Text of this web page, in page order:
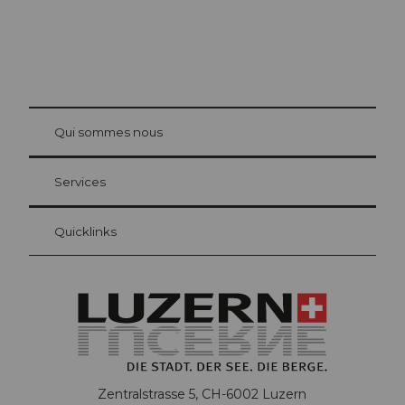
Carte d’hôte Lucerne
Vos avantages en tant qu'hôte pour la nuit
at Bre
Qui sommes nous
Services
Quicklinks
Zentralstrasse 5, CH-6002 Luzern